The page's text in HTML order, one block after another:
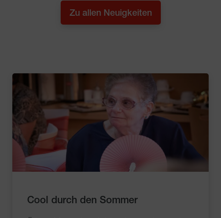
Zu allen Neuigkeiten
Cool durch den Sommer